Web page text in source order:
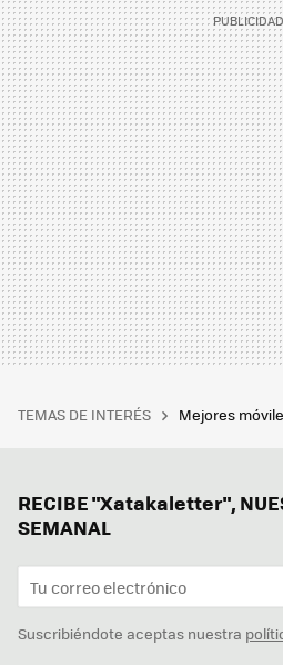
TEMAS DE INTERÉS Mejores
RECIBE "Xatakaletter",
SEMANAL
Suscribiéndote aceptas nuestra